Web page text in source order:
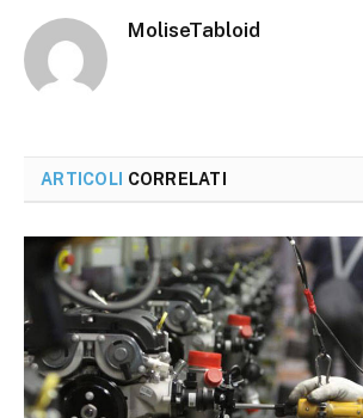
MoliseTabloid
ARTICOLI CORRELATI